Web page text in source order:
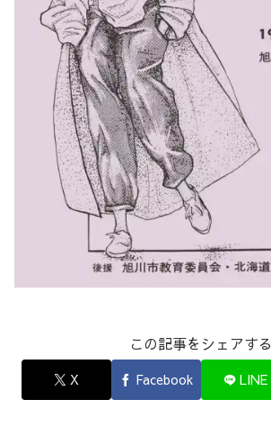
この記事をシェアする
X Facebook LINE